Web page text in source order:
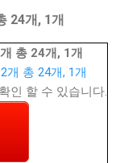
24개, 1개
총 24개, 1개
인 할 수 있습니다.